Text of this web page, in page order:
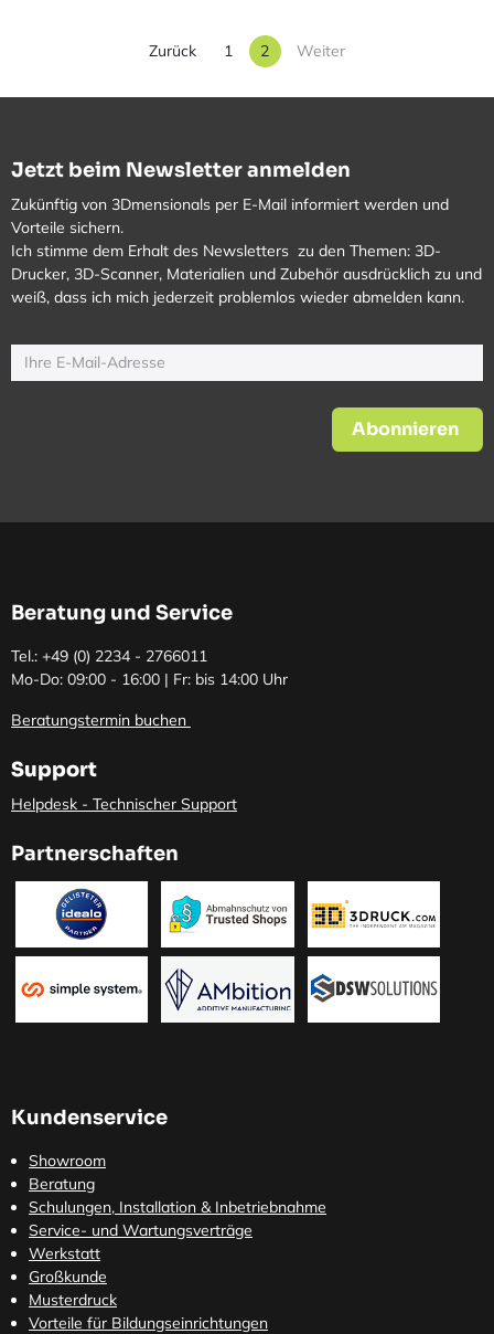
Zurück 1 2 Weiter
Jetzt beim Newsletter anmelden
Zukünftig von 3Dmensionals per E-Mail informiert werden und
Vorteile sichern.
Ich stimme dem Erhalt des Newsletters zu den Themen: 3D-
Drucker, 3D-Scanner, Materialien und Zubehör ausdrücklich zu und
weiß, dass ich mich jederzeit problemlos wieder abmelden kann.
Abonnieren
Beratung und Service
Tel.: +49 (0) 2234 - 2766011
Mo-Do: 09:00 - 16:00 | Fr: bis 14:00 Uhr
Beratungstermin buchen
Support
Helpdesk - Technischer Support
Partnerschaften
Kundenservice
Showroom
Beratung
Schulungen, Installation & Inbetriebnahme
Service- und Wartungsverträge
Werkstatt
Großkunde
Musterdruck
Vorteile für Bildungseinrichtungen